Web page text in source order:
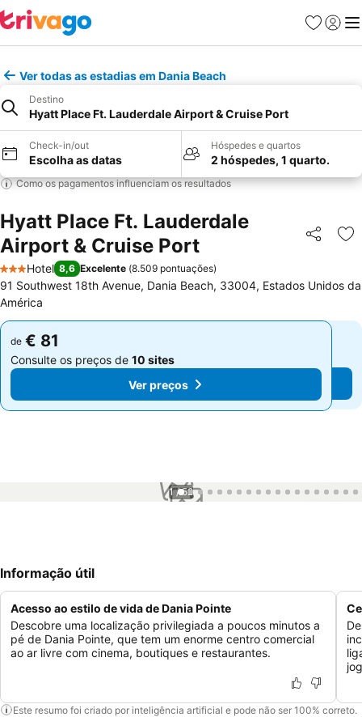
Favoritos
Iniciar
Ver todas as estadias em Dania Beach
Destino
Hyatt Place Ft. Lauderdale Airport & Cruise Port
Check-in/out
Escolha as datas
Hóspedes e quartos
2 hóspedes, 1 quarto.
Como os pagamentos influenciam os resultados
Hyatt Place Ft. Lauderdale
Airport & Cruise Port
Partilhar
3 Estrelas
Hotel 8,6 Excelente (8.509 pontuações)
91 Southwest 18th Avenue, Dania Beach, 33004, Estados Unidos da
América
de € 81
Consulte os preços de 10 sites
Ver preços
de € 81
Consulte os preços de 10 sites
Ver preços
1 / 52
Informação útil
Acesso ao estilo de vida de Dania Pointe
Descobre uma localização privilegiada a poucos minutos a
pé de Dania Pointe, que tem um enorme centro comercial
ao ar livre com cinema, boutiques e restaurantes.
Este resumo foi criado por inteligência artificial e pode não ser 100% correto.